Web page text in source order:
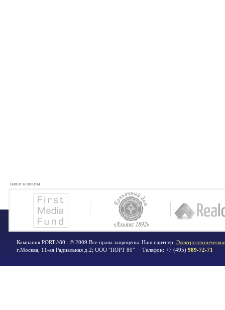
наши клиенты
Компания PORT://80 . © 2009 Все права защищены. Наш партнер:
г.Москва 11-ая Радиальная д.2; ООО "ПОРТ 80" Телефон: +7 (495) 989-72-71